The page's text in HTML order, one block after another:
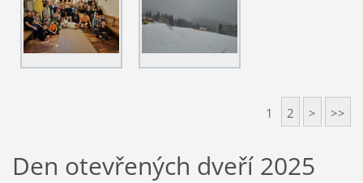
1 2 > >>
Den otevřených dveří 2025